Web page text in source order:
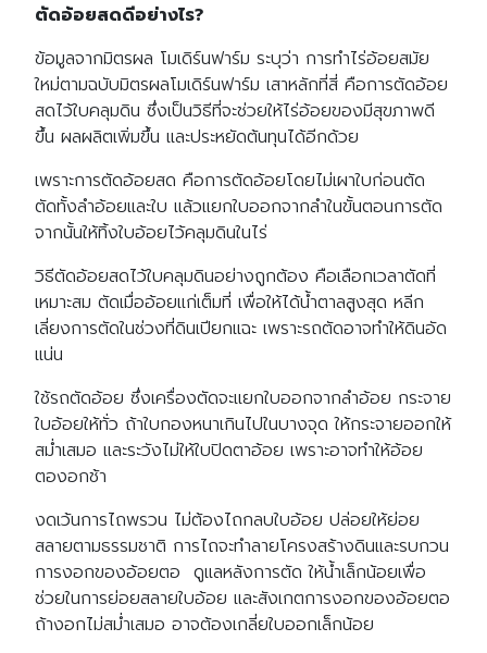
ตัดอ้อยสดดีอย่างไร?
ข้อมูลจากมิตรผล โมเดิร์นฟาร์ม ระบุว่า การทำไร่อ้อยสมัย
ใหม่ตามฉบับมิตรผลโมเดิร์นฟาร์ม เสาหลักที่สี่ คือการตัดอ้อย
สดไว้ใบคลุมดิน ซึ่งเป็นวิธีที่จะช่วยให้ไร่อ้อยของมีสุขภาพดี
ขึ้น ผลผลิตเพิ่มขึ้น และประหยัดต้นทุนได้อีกด้วย
เพราะการตัดอ้อยสด คือการตัดอ้อยโดยไม่เผาใบก่อนตัด
ตัดทั้งลำอ้อยและใบ แล้วแยกใบออกจากลำในขั้นตอนการตัด
จากนั้นให้ทิ้งใบอ้อยไว้คลุมดินในไร่
วิธีตัดอ้อยสดไว้ใบคลุมดินอย่างถูกต้อง คือเลือกเวลาตัดที่
เหมาะสม ตัดเมื่ออ้อยแก่เต็มที่ เพื่อให้ได้น้ำตาลสูงสุด หลีก
เลี่ยงการตัดในช่วงที่ดินเปียกแฉะ เพราะรถตัดอาจทำให้ดินอัด
แน่น
ใช้รถตัดอ้อย ซึ่งเครื่องตัดจะแยกใบออกจากลำอ้อย กระจาย
ใบอ้อยให้ทั่ว ถ้าใบกองหนาเกินไปในบางจุด ให้กระจายออกให้
สม่ำเสมอ และระวังไม่ให้ใบปิดตาอ้อย เพราะอาจทำให้อ้อย
ตองอกช้า
งดเว้นการไถพรวน ไม่ต้องไถกลบใบอ้อย ปล่อยให้ย่อย
สลายตามธรรมชาติ การไถจะทำลายโครงสร้างดินและรบกวน
การงอกของอ้อยตอ ดูแลหลังการตัด ให้น้ำเล็กน้อยเพื่อ
ช่วยในการย่อยสลายใบอ้อย และสังเกตการงอกของอ้อยตอ
ถ้างอกไม่สม่ำเสมอ อาจต้องเกลี่ยใบออกเล็กน้อย